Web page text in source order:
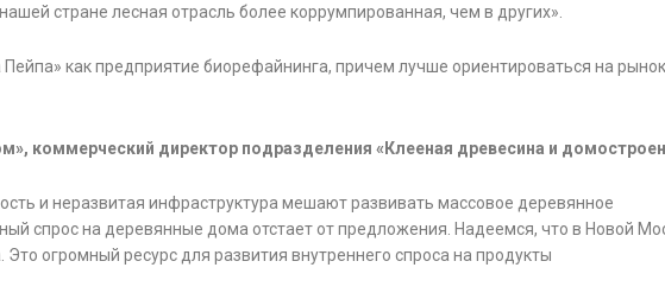
стране лесная отрасль более коррумпированная, чем в других».
Пейпа» как предприятие биорефайнинга, причем лучше ориентироваться на рынок
коммерческий директор подразделения «Клееная древесина и
и неразвитая инфраструктура мешают развивать массовое деревянное
спрос на деревянные дома отстает от предложения. Надеемся, что в Новой
огромный ресурс для развития внутреннего спроса на продукты